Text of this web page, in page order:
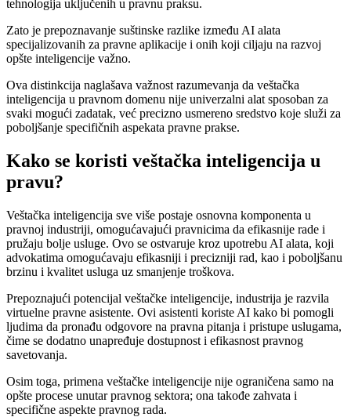
tehnologija uključenih u pravnu praksu.
Zato je prepoznavanje suštinske razlike između AI alata
specijalizovanih za pravne aplikacije i onih koji ciljaju na razvoj
opšte inteligencije važno.
Ova distinkcija naglašava važnost razumevanja da veštačka
inteligencija u pravnom domenu nije univerzalni alat sposoban za
svaki mogući zadatak, već precizno usmereno sredstvo koje služi za
poboljšanje specifičnih aspekata pravne prakse.
Kako se koristi veštačka inteligencija u
pravu?
Veštačka inteligencija sve više postaje osnovna komponenta u
pravnoj industriji, omogućavajući pravnicima da efikasnije rade i
pružaju bolje usluge. Ovo se ostvaruje kroz upotrebu AI alata, koji
advokatima omogućavaju efikasniji i precizniji rad, kao i poboljšanu
brzinu i kvalitet usluga uz smanjenje troškova.
Prepoznajući potencijal veštačke inteligencije, industrija je razvila
virtuelne pravne asistente. Ovi asistenti koriste AI kako bi pomogli
ljudima da pronađu odgovore na pravna pitanja i pristupe uslugama,
čime se dodatno unapređuje dostupnost i efikasnost pravnog
savetovanja.
Osim toga, primena veštačke inteligencije nije ograničena samo na
opšte procese unutar pravnog sektora; ona takođe zahvata i
specifične aspekte pravnog rada.